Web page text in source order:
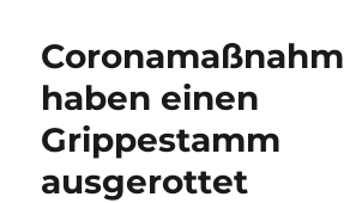
haben einen
Grippestamm
ausgerottet